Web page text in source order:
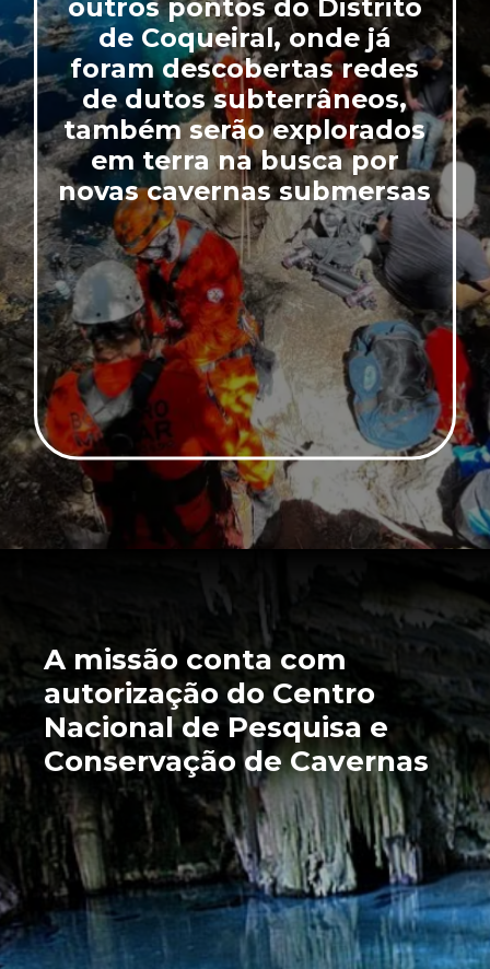
outros pontos do Distrito
de Coqueiral, onde já
foram descobertas redes
de dutos subterrâneos,
também serão explorados
em terra na busca por
novas cavernas submersas
A missão conta com
autorização do Centro
Nacional de Pesquisa e
Conservação de Cavernas